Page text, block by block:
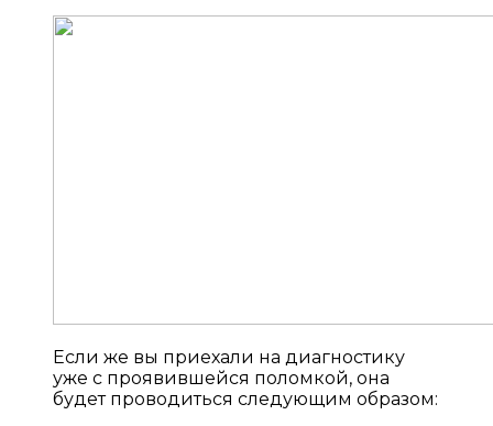
Если же вы приехали на диагностику
уже с проявившейся поломкой, она
будет проводиться следующим образом: